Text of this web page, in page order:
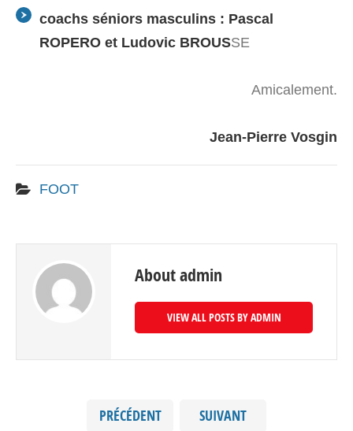
coachs séniors masculins : Pascal
ROPERO et Ludovic BROUSSE
Amicalement.
Jean-Pierre Vosgin
FOOT
About admin
VIEW ALL POSTS BY ADMIN
PRÉCÉDENT SUIVANT